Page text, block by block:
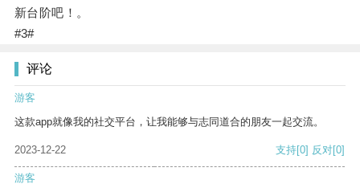
新台阶吧！。
#3#
评论
游客
这款app就像我的社交平台，让我能够与志同道合的朋友一起交流。
2023-12-22 支持[0] 反对[0]
游客